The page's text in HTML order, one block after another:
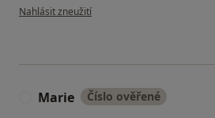
podle názoru uživatele Magdalena
Nahlásit zneužití
Marie Číslo ověřené